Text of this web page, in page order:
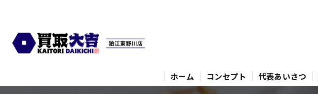
ホーム コンセプト 代表あいさつ